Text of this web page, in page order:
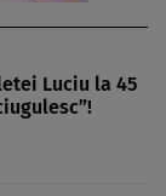
Luciu la 45